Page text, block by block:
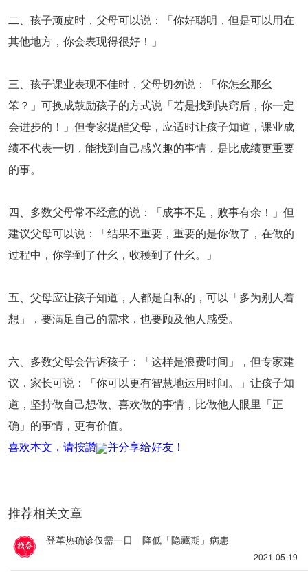
二、孩子顽皮时，父母可以说：「你好聪明，但是可以用在
其他地方，你会表现得很好！」
三、孩子课业表现不佳时，父母切勿说：「你怎幺那幺
笨？」可换成鼓励孩子的方式说「若是找到诀窍后，你一定
会进步的！」但专家提醒父母，应适时让孩子知道，课业成
绩不代表一切，能找到自己感兴趣的事情，是比成绩更重要
的事。
四、多数父母常不经意的说：「成事不足，败事有余！」但
建议父母可以说：「结果不重要，重要的是你做了，在做的
过程中，你学到了什幺，收穫到了什幺。」
五、父母应让孩子知道，人都是自私的，可以「多为别人着
想」，要满足自己的需求，也要顾及他人感受。
六、多数父母会告诉孩子：「这样是浪费时间」，但专家建
议，家长可说：「你可以更有智慧地运用时间。」让孩子知
道，坚持做自己想做、喜欢做的事情，比做他人眼里「正
确」的事情，更有价值。
喜欢本文，请按讚 并分享给好友！
推荐相关文章
登革热确诊仅需一日 降低「隐藏期」病患
2021-05-19